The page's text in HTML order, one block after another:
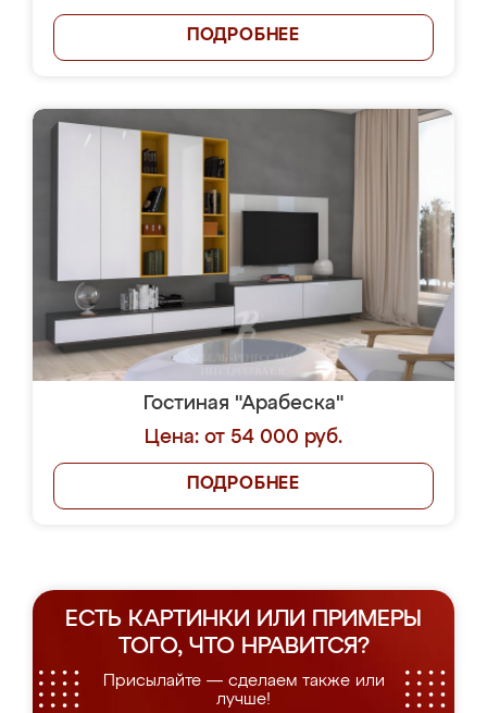
ПОДРОБНЕЕ
Гостиная "Арабеска"
Цена: от 54 000 руб.
ПОДРОБНЕЕ
ЕСТЬ КАРТИНКИ ИЛИ ПРИМЕРЫ
ТОГО, ЧТО НРАВИТСЯ?
Присылайте — сделаем также или
лучше!